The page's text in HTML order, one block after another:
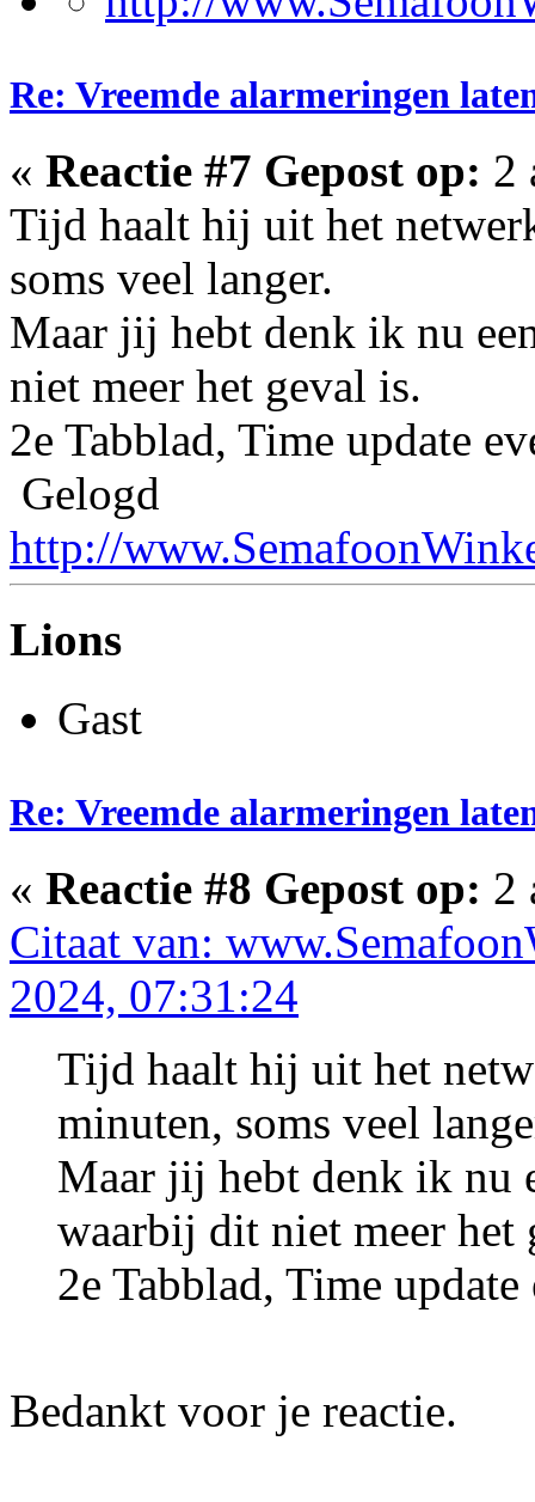
Re: Vreemde alarmeringen
« Reactie #7 Gepost op: 2
Tijd haalt hij uit het
soms veel langer.
Maar jij hebt denk ik nu
niet meer het geval is.
2e Tabblad, Time update
Gelogd
http://
Lions
Gast
Re: Vreemde alarmeringen
« Reactie #8 Gepost op: 2
Citaat van:
2024, 07:31:24
Tijd haalt hij uit het
minuten, soms veel
Maar jij hebt denk ik nu
waarbij dit niet meer het
2e Tabblad, Time
Bedankt voor je reactie.